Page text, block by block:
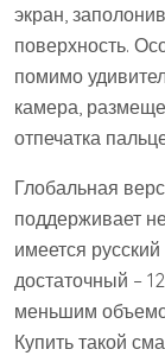
экран,
поверхность.
помимо
камера,
отпечатка
Глобальная
поддерживает
имеется
достаточный –
меньшим
Купить такой